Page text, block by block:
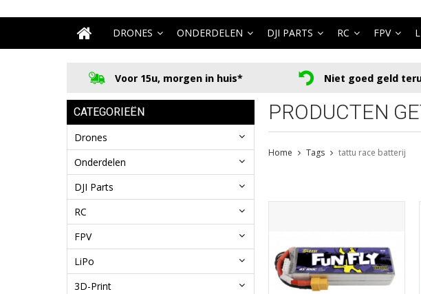
DRONES ONDERDELEN DJI PARTS RC FPV
Voor 15u, morgen in huis* Niet goed geld
CATEGORIEËN
Drones
Onderdelen
DJI Parts
RC
FPV
LiPo
3D-Print
PRODUCTEN
Home Tags tattu race batterij